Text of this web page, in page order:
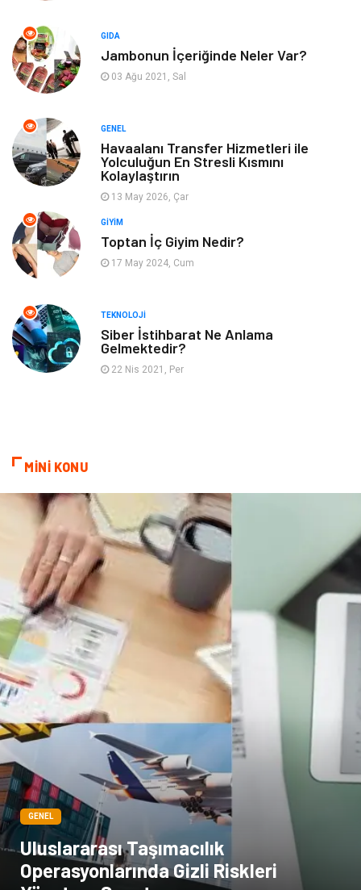
Moda
Emlak Spor
Genel Kültür Tatil
İnternet
Gayrimenkul
Astroloji Müzik
Ev İşleri
Sigorta
GIDA
Jambonun İçeriğinde Neler Var?
03 Ağu 2021, Sal
GENEL
Havaalanı Transfer Hizmetleri ile
Yolculuğun En Stresli Kısmını
Kolaylaştırın
13 May 2026, Çar
GIYIM
Toptan İç Giyim Nedir?
17 May 2024, Cum
TEKNOLOJI
Siber İstihbarat Ne Anlama
Gelmektedir?
22 Nis 2021, Per
MİNİ KONU
GENEL
Uluslararası Taşımacılık
Operasyonlarında Gizli Riskleri